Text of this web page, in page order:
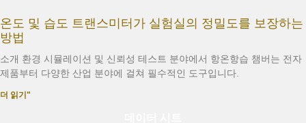
온도 및 습도 트랜스미터가 실험실의 정밀도를 보장하는
방법
소개 환경 시뮬레이션 및 신뢰성 테스트 분야에서 항온항습 챔버는 전자
제품부터 다양한 산업 분야에 걸쳐 필수적인 도구입니다.
더 읽기"